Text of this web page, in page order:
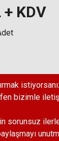
+ KDV
bizimle
sorunsuz